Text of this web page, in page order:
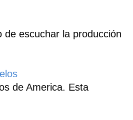
escuchar la producción
de America. Esta